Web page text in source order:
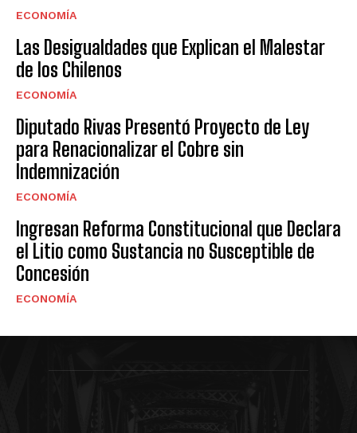
ECONOMÍA
Las Desigualdades que Explican el Malestar
de los Chilenos
ECONOMÍA
Diputado Rivas Presentó Proyecto de Ley
para Renacionalizar el Cobre sin
Indemnización
ECONOMÍA
Ingresan Reforma Constitucional que Declara
el Litio como Sustancia no Susceptible de
Concesión
ECONOMÍA